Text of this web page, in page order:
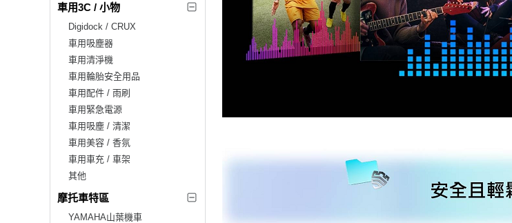
車用3C / 小物
Digidock / CRUX
車用吸塵器
車用清淨機
車用輪胎安全用品
車用配件 / 雨刷
車用緊急電源
車用吸塵 / 清潔
車用美容 / 香氛
車用車充 / 車架
其他
摩托車特區
YAMAHA山葉機車